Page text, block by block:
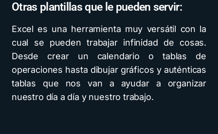
Otras plantillas que le pueden servir:
Excel es una herramienta muy versátil con la
cual se pueden trabajar infinidad de cosas.
Desde crear un calendario o tablas de
operaciones hasta dibujar gráficos y auténticas
tablas que nos van a ayudar a organizar
nuestro día a día y nuestro trabajo.